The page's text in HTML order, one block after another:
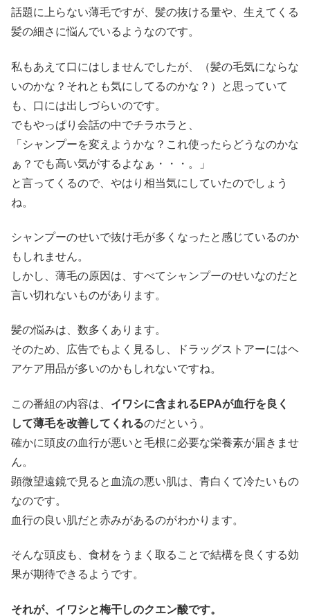
話題に上らない薄毛ですが、髪の抜ける量や、生えてくる
髪の細さに悩んでいるようなのです。
私もあえて口にはしませんでしたが、（髪の毛気にならな
いのかな？それとも気にしてるのかな？）と思っていて
も、口には出しづらいのです。
でもやっぱり会話の中でチラホラと、
「シャンプーを変えようかな？これ使ったらどうなのかな
ぁ？でも高い気がするよなぁ・・・。」
と言ってくるので、やはり相当気にしていたのでしょう
ね。
シャンプーのせいで抜け毛が多くなったと感じているのか
もしれません。
しかし、薄毛の原因は、すべてシャンプーのせいなのだと
言い切れないものがあります。
髪の悩みは、数多くあります。
そのため、広告でもよく見るし、ドラッグストアーにはヘ
アケア用品が多いのかもしれないですね。
この番組の内容は、 イワシに含まれるEPAが血行を良く
して薄毛を改善してくれるのだという。
確かに頭皮の血行が悪いと毛根に必要な栄養素が届きませ
ん。
顕微望遠鏡で見ると血流の悪い肌は、青白くて冷たいもの
なのです。
血行の良い肌だと赤みがあるのがわかります。
そんな頭皮も、食材をうまく取ることで結構を良くする効
果が期待できるようです。
それが、イワシと梅干しのクエン酸です。